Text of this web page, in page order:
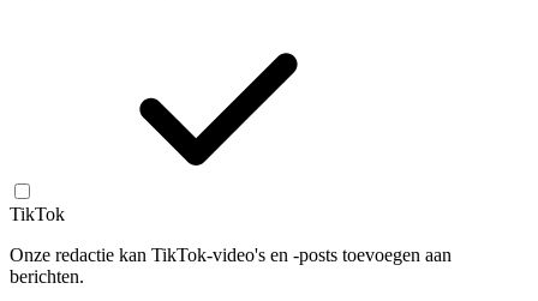
TikTok
Onze redactie kan TikTok-video's en -posts toevoegen aan
berichten.